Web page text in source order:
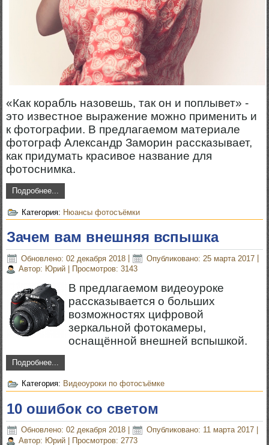
«Как корабль назовешь, так он и поплывет» -
это известное выражение можно применить и
к фотографии. В предлагаемом материале
фотограф Александр Заморин рассказывает,
как придумать красивое название для
фотоснимка.
Подробнее...
Категория: Нюансы фотосъёмки
Зачем вам внешняя вспышка
Обновлено: 02 декабря 2018 Опубликовано: 25 марта 2017
Автор: Юрий
Просмотров: 3143
В предлагаемом видеоуроке
рассказывается о больших
возможностях цифровой
зеркальной фотокамеры,
оснащённой внешней вспышкой.
Подробнее...
Категория: Видеоуроки по фотосъёмке
10 ошибок со светом
Обновлено: 02 декабря 2018 Опубликовано: 11 марта 2017
Автор: Юрий
Просмотров: 2773